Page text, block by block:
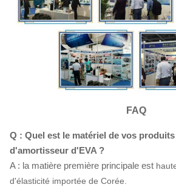
FAQ
Q : Quel est le matériel de vos
d'amortisseur d'EVA ?
A : la matière première principale est
d'élasticité importée de Corée.